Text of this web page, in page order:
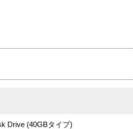
Drive (40GBタイプ)